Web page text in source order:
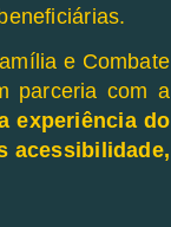
e Combate
parceria com a
experiência do
acessibilidade,